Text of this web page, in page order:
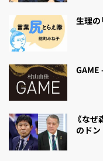
生理の
GAME
《な
のドン